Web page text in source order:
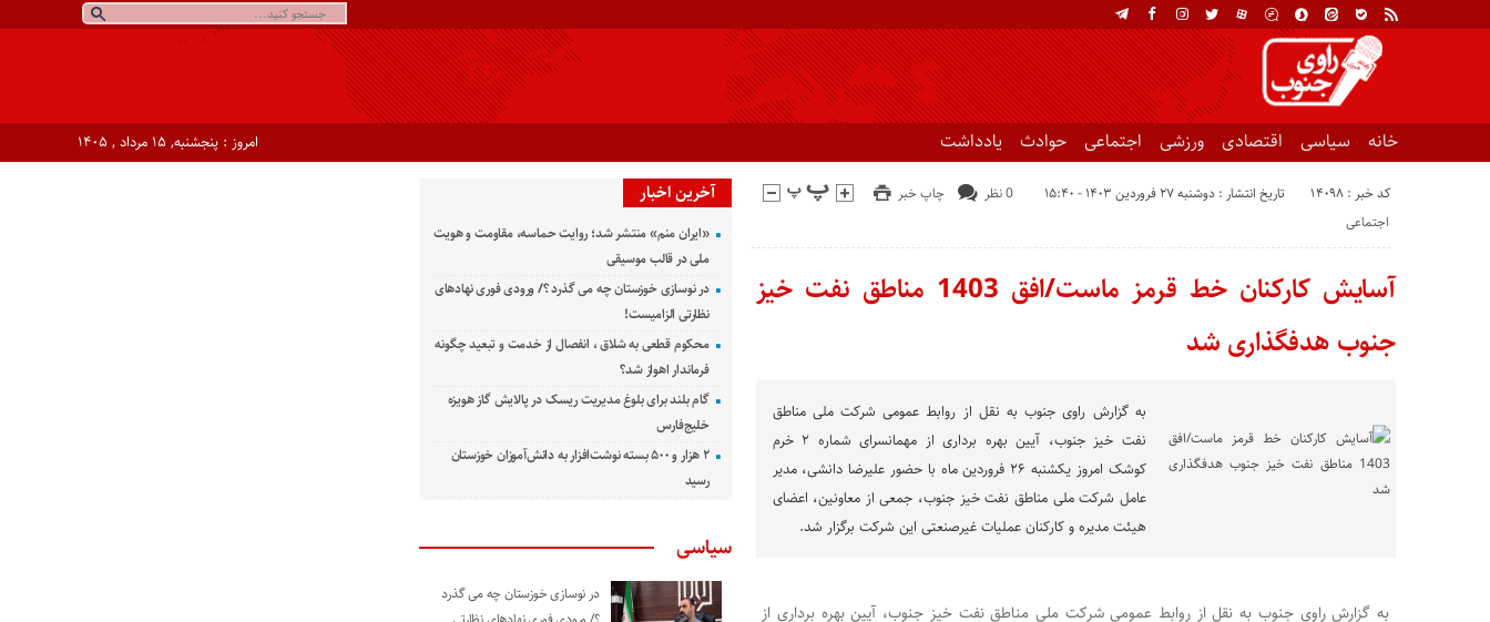
خانه سیاسی اقتصادی ورزشی اجتماعی حوادث یادداشت امروز : پنجشنبه, ۱۵ مرداد , ۱۴۰۵
کد خبر : 14098 تاریخ انتشار : دوشنبه ۲۷ فروردین ۱۴۰۳ - ۱۵:۴۰ چاپ خبر
0 نظر
اجتماعی
آسایش كاركنان خط قرمز ماست/افق 1403 مناطق نفت خیز
جنوب هدفگذاری شد
به گزارش راوی جنوب به نقل از روابط عمومی شرکت ملی مناطق
نفت خیز جنوب، آیین بهره برداری از مهمانسرای شماره ٢ خرم
کوشک امروز یکشنبه ٢۶ فروردین ماه با حضور علیرضا دانشی، مدیر
عامل شرکت ملی مناطق نفت خیز جنوب، جمعی از معاونین، اعضای
هیئت مدیره و کارکنان عملیات غیرصنعتی این شرکت برگزار شد.
به گزارش راوی جنوب به نقل از روابط عمومی شرکت ملی مناطق نفت خیز جنوب، آیین بهره برداری از
آخرین اخبار
«ایران منم» منتشر شد؛ روایت حماسه، مقاومت و هویت
ملی در قالب موسیقی
در نوسازی خوزستان چه می گذرد ؟/ ورودی فوری نهادهای
نظارتی الزامیست!
محکوم قطعی به شلاق ، انفصال از خدمت و تبعید چگونه
فرماندار اهواز شد؟
گام بلند برای بلوغ مدیریت ریسک در پالایش گاز هویزه
خلیج‌فارس
۲ هزار و ۵۰۰ بسته نوشت‌افزار به دانش‌آموزان خوزستان
رسید
سیاسی
در نوسازی خوزستان چه می گذرد